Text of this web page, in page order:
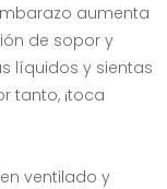
aumenta
de sopor y
líquidos y sientas
tanto, ¡toca
ventilado y